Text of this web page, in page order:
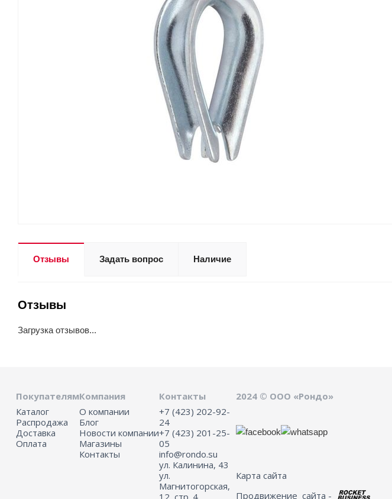
Отзывы Задать вопрос Наличие
Отзывы
Загрузка отзывов...
Покупателям
Каталог
Распродажа
Доставка
Оплата
Компания
О компании
Блог
Новости компании
Магазины
Контакты
Контакты
+7 (423) 202-92-
24
+7 (423) 201-25-
05
info@rondo.su
ул. Калинина, 43
ул.
Магнитогорская,
12, стр. 4
2024 © ООО «Рондо»
Карта сайта
Продвижение сайта -